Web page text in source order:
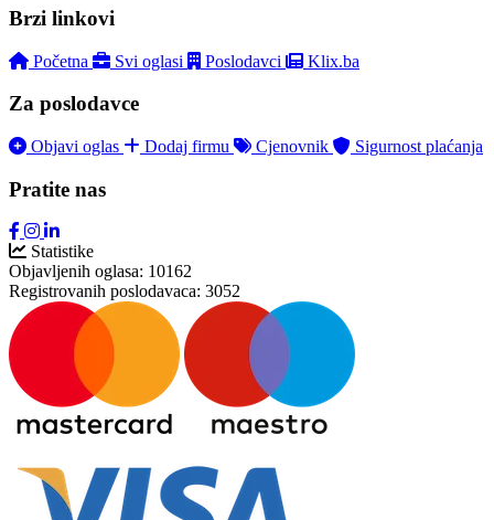
Brzi linkovi
Početna Svi oglasi Poslodavci Klix.ba
Za poslodavce
Objavi oglas Dodaj firmu Cjenovnik Sigurnost plaćanja
Pratite nas
Statistike
Objavljenih oglasa: 10162
Registrovanih poslodavaca: 3052